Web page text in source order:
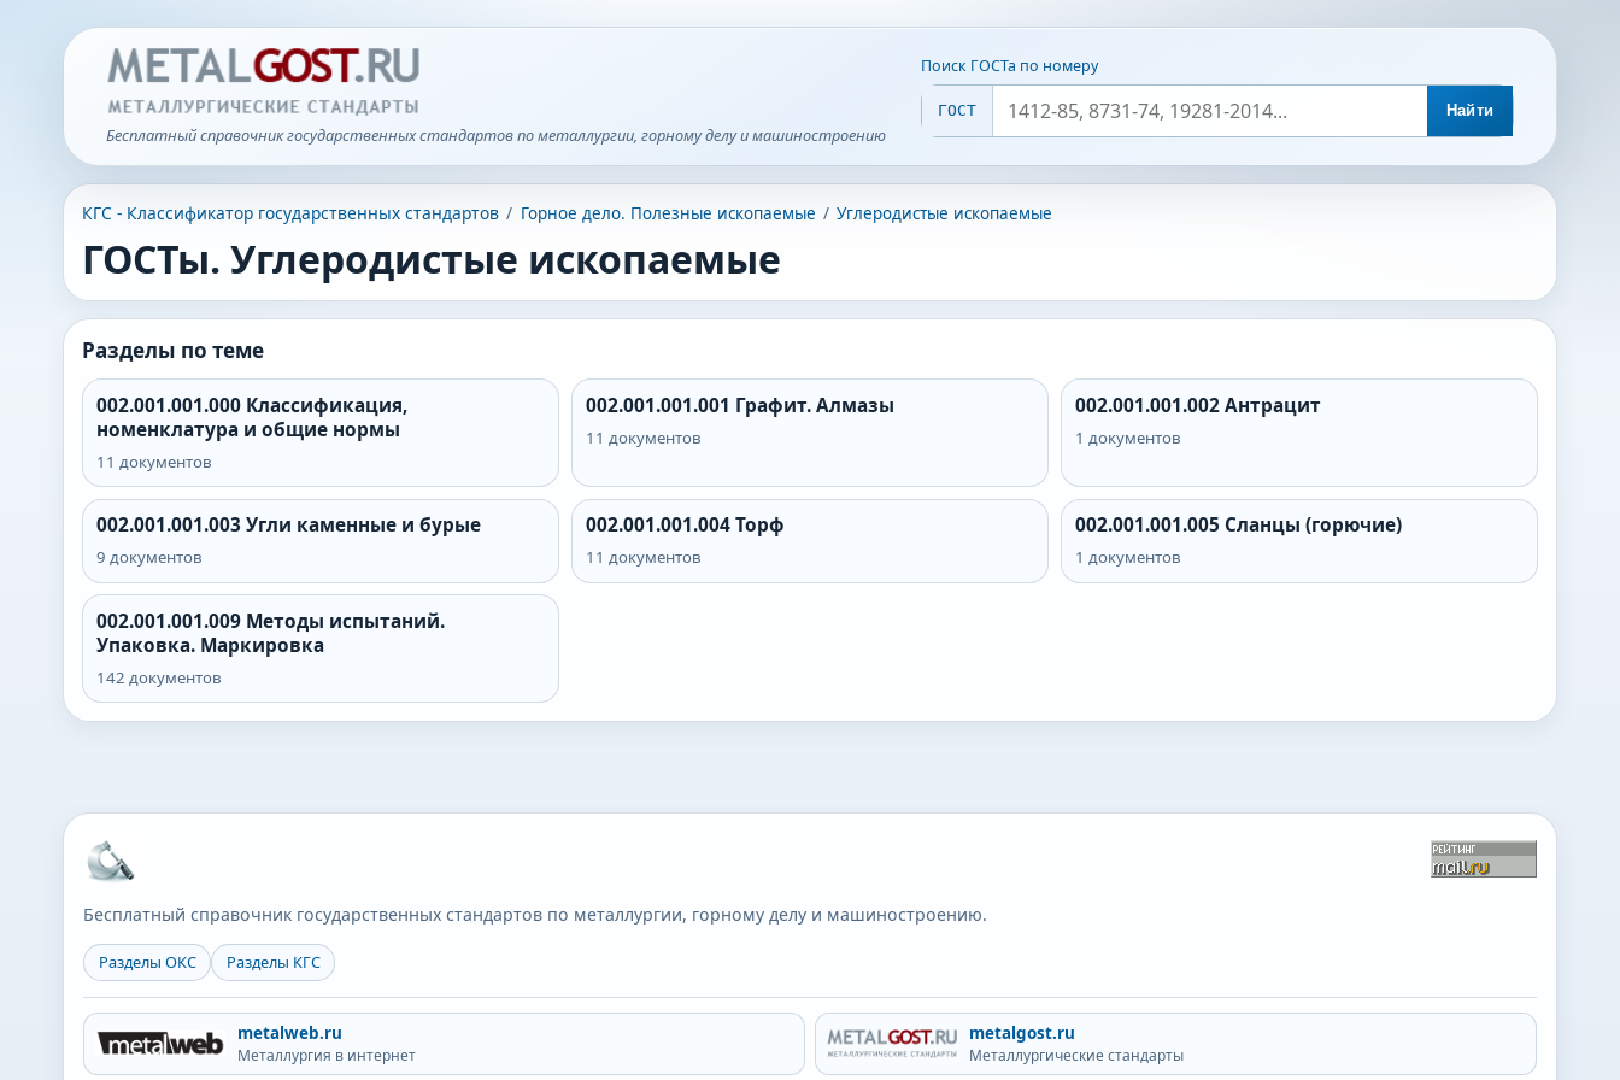
Бесплатный справочник государственных стандартов по металлургии, горному делу и машиностроению
Поиск ГОСТа по номеру
ГОСТ Найти
КГС - Классификатор государственных стандартов / Горное дело. Полезные ископаемые / Углеродистые ископаемые
ГОСТы. Углеродистые ископаемые
Разделы по теме
002.001.001.000 Классификация,
номенклатура и общие нормы
11 документов
002.001.001.001 Графит. Алмазы
11 документов
002.001.001.002 Антрацит
1 документов
002.001.001.003Угли каменные и бурые
9 документов
002.001.001.004Торф
11 документов
002.001.001.005 Сланцы (горючие)
1 документов
002.001.001.009 Методы испытаний.
Упаковка. Маркировка
142 документов
Бесплатный справочник государственных стандартов по металлургии, горному делу и машиностроению.
Разделы ОКС Разделы КГС
metalweb.ru
Металлургия в интернет
metalgost.ru
Металлургические стандарты